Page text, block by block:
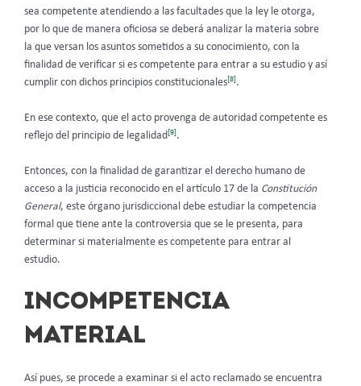
sea competente atendiendo a las facultades que la ley le otorga,
por lo que de manera oficiosa se deberá analizar la materia sobre
la que versan los asuntos sometidos a su conocimiento, con la
finalidad de verificar si es competente para entrar a su estudio y así
cumplir con dichos principios constitucionales[8].
En ese contexto, que el acto provenga de autoridad competente es
reflejo del principio de legalidad[9].
Entonces, con la finalidad de garantizar el derecho humano de
acceso a la justicia reconocido en el artículo 17 de la Constitución
General, este órgano jurisdiccional debe estudiar la competencia
formal que tiene ante la controversia que se le presenta, para
determinar si materialmente es competente para entrar al
estudio.
INCOMPETENCIA
MATERIAL
Así pues, se procede a examinar si el acto reclamado se encuentra